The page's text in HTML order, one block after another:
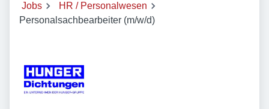
Jobs
HR / Personalwesen
Personalsachbearbeiter (m/w/d)